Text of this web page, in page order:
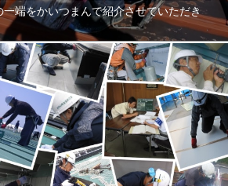
端をかいつまんで紹介させていただき